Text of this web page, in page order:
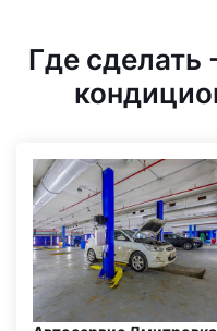
Где сделать